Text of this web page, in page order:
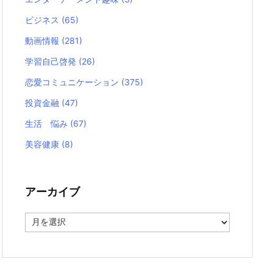
ビジネス (65)
動画情報 (281)
学習自己啓発 (26)
恋愛コミュニケーション (375)
投資金融 (47)
生活 悩み (67)
美容健康 (8)
アーカイブ
ー